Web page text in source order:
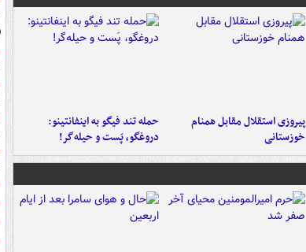
پیروزی استقلال مقابل همنام
خوزستانی
حمله تند فیگو به اینفانتینو:
دروغگو، پَست‌ و حیله‌گر!